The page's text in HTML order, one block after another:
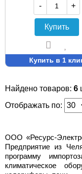
-
+
Купить
Купить в 1
Найдено товаров: 6
Отображать по:
ООО «Ресурс-
Предприятие из
программу
климатическое